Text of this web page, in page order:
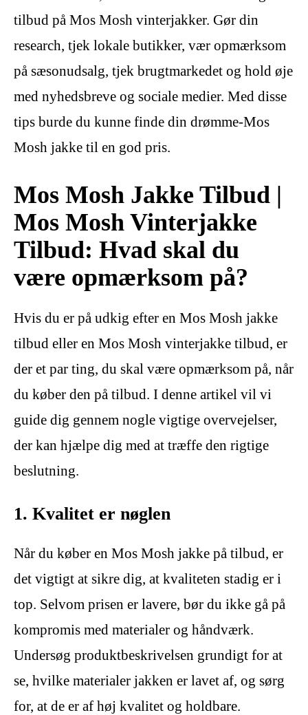
tilbud på Mos Mosh vinterjakker. Gør din
research, tjek lokale butikker, vær opmærksom
på sæsonudsalg, tjek brugtmarkedet og hold øje
med nyhedsbreve og sociale medier. Med disse
tips burde du kunne finde din drømme-Mos
Mosh jakke til en god pris.
Mos Mosh Jakke Tilbud |
Mos Mosh Vinterjakke
Tilbud: Hvad skal du
være opmærksom på?
Hvis du er på udkig efter en Mos Mosh jakke
tilbud eller en Mos Mosh vinterjakke tilbud, er
der et par ting, du skal være opmærksom på, når
du køber den på tilbud. I denne artikel vil vi
guide dig gennem nogle vigtige overvejelser,
der kan hjælpe dig med at træffe den rigtige
beslutning.
1. Kvalitet er nøglen
Når du køber en Mos Mosh jakke på tilbud, er
det vigtigt at sikre dig, at kvaliteten stadig er i
top. Selvom prisen er lavere, bør du ikke gå på
kompromis med materialer og håndværk.
Undersøg produktbeskrivelsen grundigt for at
se, hvilke materialer jakken er lavet af, og sørg
for, at de er af høj kvalitet og holdbare.